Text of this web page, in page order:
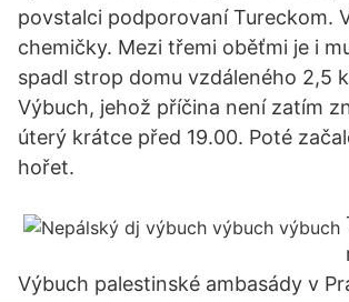
povstalci podporovaní Tureckom.
chemičky. Mezi třemi oběťmi je i
spadl strop domu vzdáleného 2,5
Výbuch, jehož příčina není zatím
úterý krátce před 19.00. Poté
hořet.
Výbuch palestinské ambasády v